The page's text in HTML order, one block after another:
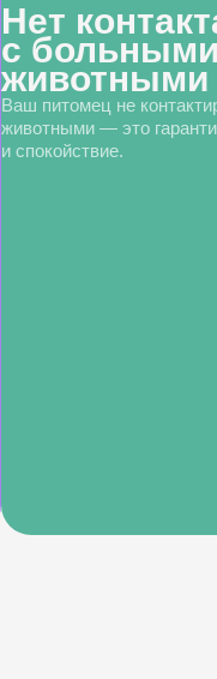
Нет
с больными
животными
Ваш питомец не
животными — это
и спокойствие.